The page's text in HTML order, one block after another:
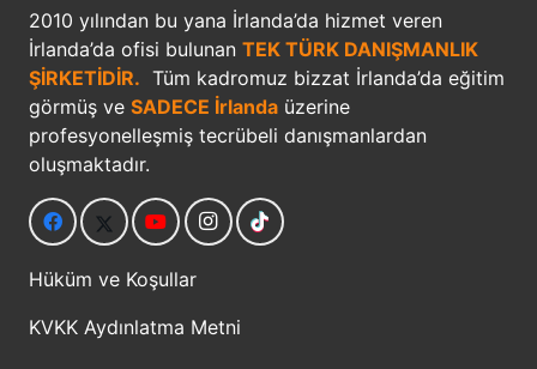
2010 yılından bu yana İrlanda’da hizmet veren
İrlanda’da ofisi bulunan TEK TÜRK DANIŞMANLIK
ŞİRKETİDİR. Tüm kadromuz bizzat İrlanda’da eğitim
görmüş ve SADECE İrlanda üzerine
profesyonelleşmiş tecrübeli danışmanlardan
oluşmaktadır.
Hüküm ve Koşullar
KVKK Aydınlatma Metni